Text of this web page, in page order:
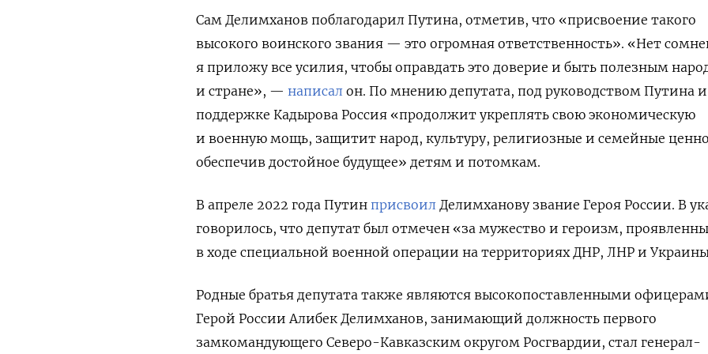
Сам Делимханов поблагодарил Путина, отметив, что «присвоение такого
высокого воинского звания — это огромная ответственность». «Нет
я приложу все усилия, чтобы оправдать это доверие и быть полезным
и стране», — написал он. По мнению депутата, под руководством Путина
поддержке Кадырова Россия «продолжит укреплять свою экономическую
и военную мощь, защитит народ, культуру, религиозные и семейные
обеспечив достойное будущее» детям и потомкам.
В апреле 2022 года Путин присвоил Делимханову звание Героя России. В
говорилось, что депутат был отмечен «за мужество и героизм,
в ходе специальной военной операции на территориях ДНР, ЛНР и
Родные братья депутата также являются высокопоставленными
Герой России Алибек Делимханов, занимающий должность первого
замкомандующего Северо-Кавказским округом Росгвардии, стал генерал-